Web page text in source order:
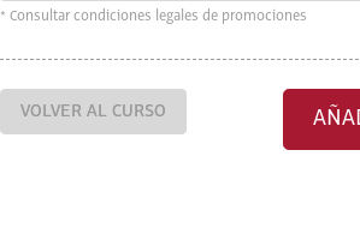
* Consultar condiciones legales de promociones
VOLVER AL CURSO